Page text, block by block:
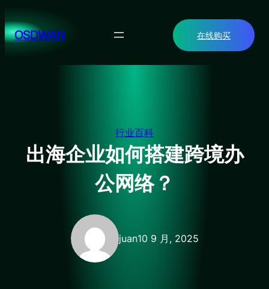
至
内OSDWAN 在线购买
行业百科
出海企业如何搭建跨境办
公网络？
juan10 9 月, 2025